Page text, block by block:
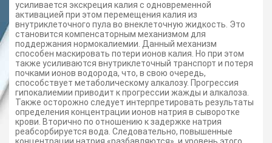
усиливается экскреция калия с одновременной
активацией при этом перемещения калия из
внутриклеточного пула во внеклеточную жидкость. Это
становится компенсаторным механизмом для
поддержания нормокалиемии. Данный механизм
способен маскировать потери ионов калия. Но при этом
также усиливаются внутриклеточный транспорт и потеря
почками ионов водорода, что, в свою очередь,
способствует метаболическому алкалозу. Прогрессия
гипокалиемии приводит к прогрессии жажды и алкалоза.
Также осторожно следует интерпретировать результаты
определения концентрации ионов натрия в сыворотке
крови. Вторично по отношению к задержке натрия
реабсорбируется вода. Следовательно, повышенные